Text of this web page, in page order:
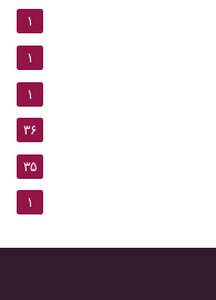
۱
۱
۱
۳۶
۳۵
۱